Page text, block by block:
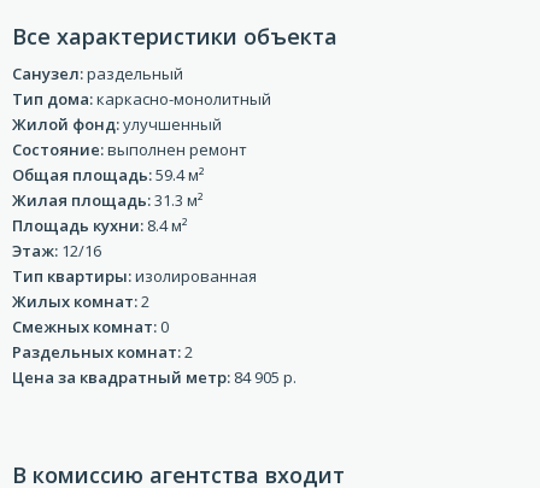
Все характеристики объекта
Санузел:раздельный
Тип дома:каркасно-монолитный
Жилой фонд:улучшенный
Состояние:выполнен ремонт
Общая площадь:59.4 м²
Жилая площадь:31.3 м²
Площадь кухни: 8.4 м²
Этаж: 12/16
Тип квартиры:изолированная
Жилых комнат:2
Смежных комнат:0
Раздельных комнат:2
Цена за квадратный метр: 84 905 р.
В комиссию агентства входит